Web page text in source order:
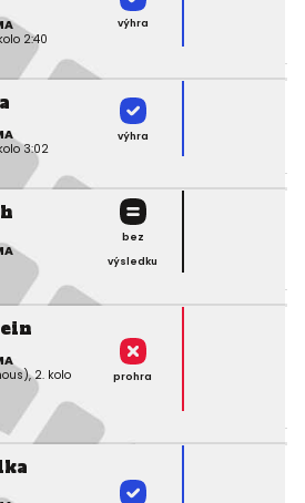
2:40
výhra
3:02
výhra
bez
výsledku
2. kolo
prohra